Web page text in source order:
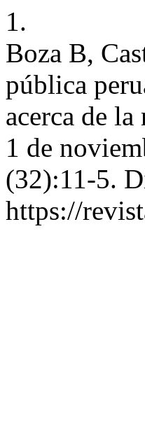
1.
Boza B,
pública
acerca de
1 de
(32):11-5.
https://